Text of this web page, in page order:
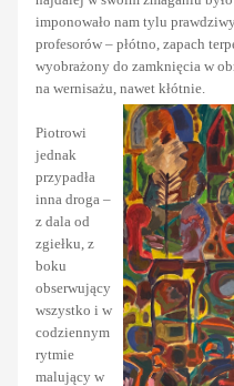
imponowało nam tylu
profesorów – płótno, zapach
wyobrażony do zamknięcia w
na wernisażu, nawet kłótnie.
Piotrowi
jednak
przypadła
inna droga –
z dala od
zgiełku, z
boku
obserwujący
wszystko i w
codziennym
rytmie
malujący w